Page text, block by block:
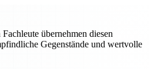
übernehmen diesen
Gegenstände und wertvolle